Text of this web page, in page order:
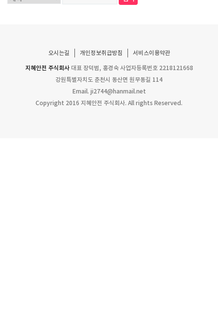
오시는길 개인정보취급방침 서비스이용약관
지혜안전 주식회사 대표 장덕범, 홍경숙 사업자등록번호 2218121668
강원특별자치도 춘천시 동산면 원무동길 114
Email. ji2744@hanmail.net
Copyright 2016 지혜안전 주식회사. All rights Reserved.